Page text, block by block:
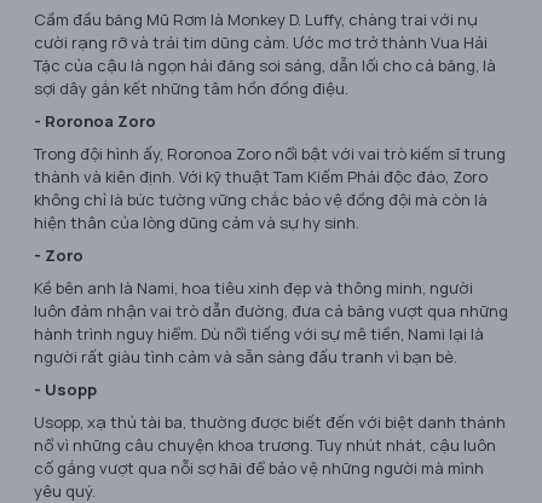
Cầm đầu băng Mũ Rơm là Monkey D. Luffy, chàng trai với nụ
cười rạng rỡ và trái tim dũng cảm. Ước mơ trở thành Vua Hải
Tặc của cậu là ngọn hải đăng soi sáng, dẫn lối cho cả băng, là
sợi dây gắn kết những tâm hồn đồng điệu.
- Roronoa Zoro
Trong đội hình ấy, Roronoa Zoro nổi bật với vai trò kiếm sĩ trung
thành và kiên định. Với kỹ thuật Tam Kiếm Phái độc đáo, Zoro
không chỉ là bức tường vững chắc bảo vệ đồng đội mà còn là
hiện thân của lòng dũng cảm và sự hy sinh.
- Zoro
Kề bên anh là Nami, hoa tiêu xinh đẹp và thông minh, người
luôn đảm nhận vai trò dẫn đường, đưa cả băng vượt qua những
hành trình nguy hiểm. Dù nổi tiếng với sự mê tiền, Nami lại là
người rất giàu tình cảm và sẵn sàng đấu tranh vì bạn bè.
- Usopp
Usopp, xạ thủ tài ba, thường được biết đến với biệt danh thánh
nổ vì những câu chuyện khoa trương. Tuy nhút nhát, cậu luôn
cố gắng vượt qua nỗi sợ hãi để bảo vệ những người mà mình
yêu quý.